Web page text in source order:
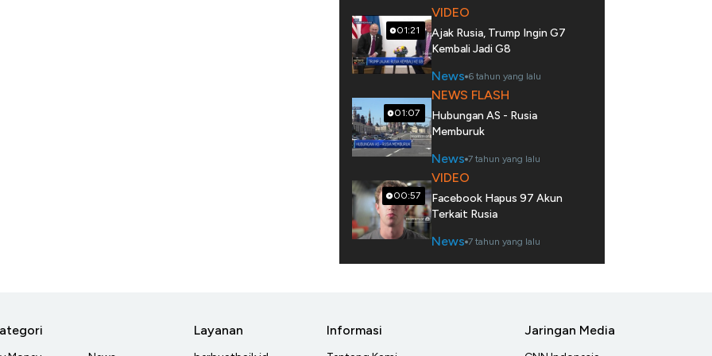
01:21
VIDEO
Ajak Rusia, Trump Ingin G7
Kembali Jadi G8
News 6 tahun yang lalu
01:07
NEWS FLASH
Hubungan AS - Rusia
Memburuk
News 7 tahun yang lalu
00:57
VIDEO
Facebook Hapus 97 Akun
Terkait Rusia
News 7 tahun yang lalu
Layanan Informasi Jaringan Media